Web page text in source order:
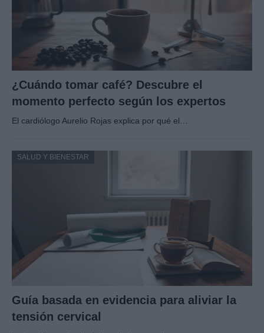
¿Cuándo tomar café? Descubre el
momento perfecto según los expertos
El cardiólogo Aurelio Rojas explica por qué el…
SALUD Y BIENESTAR
Guía basada en evidencia para aliviar la
tensión cervical